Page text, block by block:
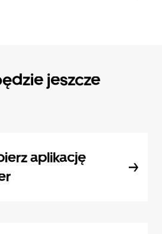
jeszcze
aplikację